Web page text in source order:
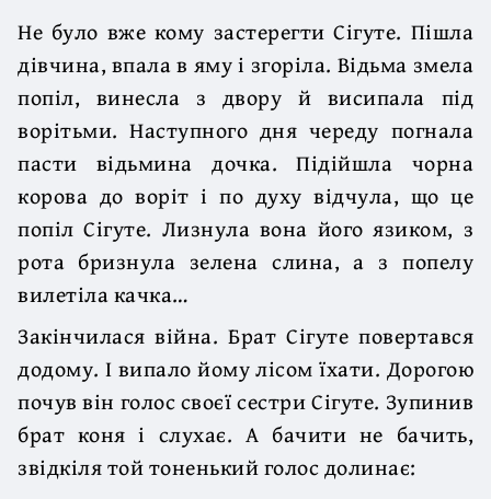
Не було вже кому застерегти Сігуте. Пішла
дівчина, впала в яму і згоріла. Відьма змела
попіл, винесла з двору й висипала під
ворітьми. Наступного дня череду погнала
пасти відьмина дочка. Підійшла чорна
корова до воріт і по духу відчула, що це
попіл Сігуте. Лизнула вона його язиком, з
рота бризнула зелена слина, а з попелу
вилетіла качка…
Закінчилася війна. Брат Сігуте повертався
додому. І випало йому лісом їхати. Дорогою
почув він голос своєї сестри Сігуте. Зупинив
брат коня і слухає. А бачити не бачить,
звідкіля той тоненький голос долинає: